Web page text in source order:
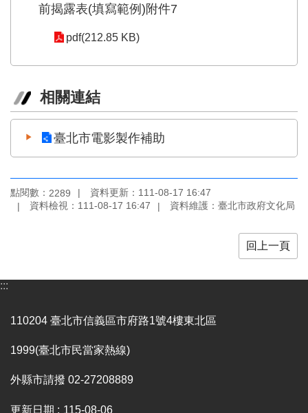
前揭露表(填寫範例)附件7
pdf(212.85 KB)
相關連結
臺北市電影製作補助
點閱數： 2289
資料更新：111-08-17 16:47
資料檢視：111-08-17 16:47
資料維護：臺北市政府文化局
回上一頁
:::
110204 臺北市信義區市府路1號4樓東北區
1999(臺北市民當家熱線)
外縣市請撥 02-27208889
更新日期 115-08-06